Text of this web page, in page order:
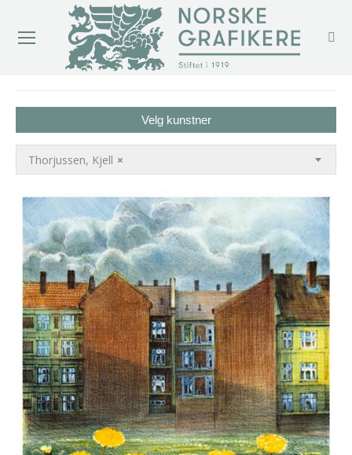
Velg kunstner
×
Thorjussen, Kjell